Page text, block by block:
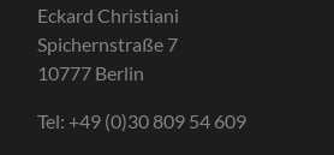
Eckard Christiani
Spichernstraße 7
10777 Berlin
Tel: +49 (0)30 809 54 609